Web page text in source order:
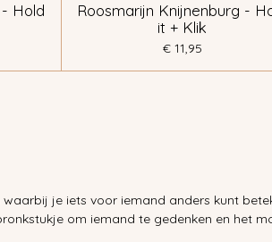
Hold
Roosmarijn Knijnenburg -
it + Klik
€ 11,95
je iets voor iemand anders kunt
om iemand te gedenken en het